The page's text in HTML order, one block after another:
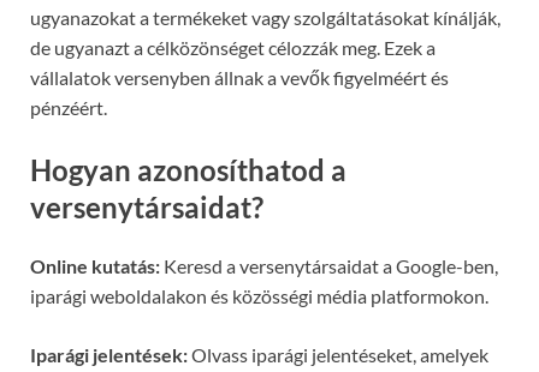
ugyanazokat a termékeket vagy szolgáltatásokat kínálják,
de ugyanazt a célközönséget célozzák meg. Ezek a
vállalatok versenyben állnak a vevők figyelméért és
pénzéért.
Hogyan azonosíthatod a
versenytársaidat?
Online kutatás: Keresd a versenytársaidat a Google-ben,
iparági weboldalakon és közösségi média platformokon.
Iparági jelentések:Olvass iparági jelentéseket, amelyek